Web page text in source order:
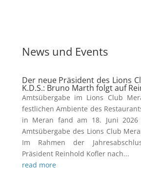
News und Events
Der neue Präsident des Lions
K.D.S.: Bruno Marth folgt auf
Amtsübergabe im Lions Club
festlichen Ambiente des
in Meran fand am 18. Juni
Amtsübergabe des Lions Club
Im Rahmen der
Präsident Reinhold Kofler nach...
read more